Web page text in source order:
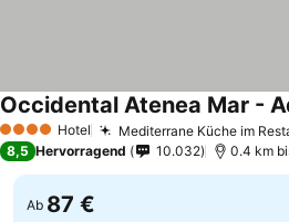
4 Sterne Hotel Mediterrane Küche im
Occidental Atenea Mar -
8,5 Hervorragend 10.032 0.4 km
Ab 87 €